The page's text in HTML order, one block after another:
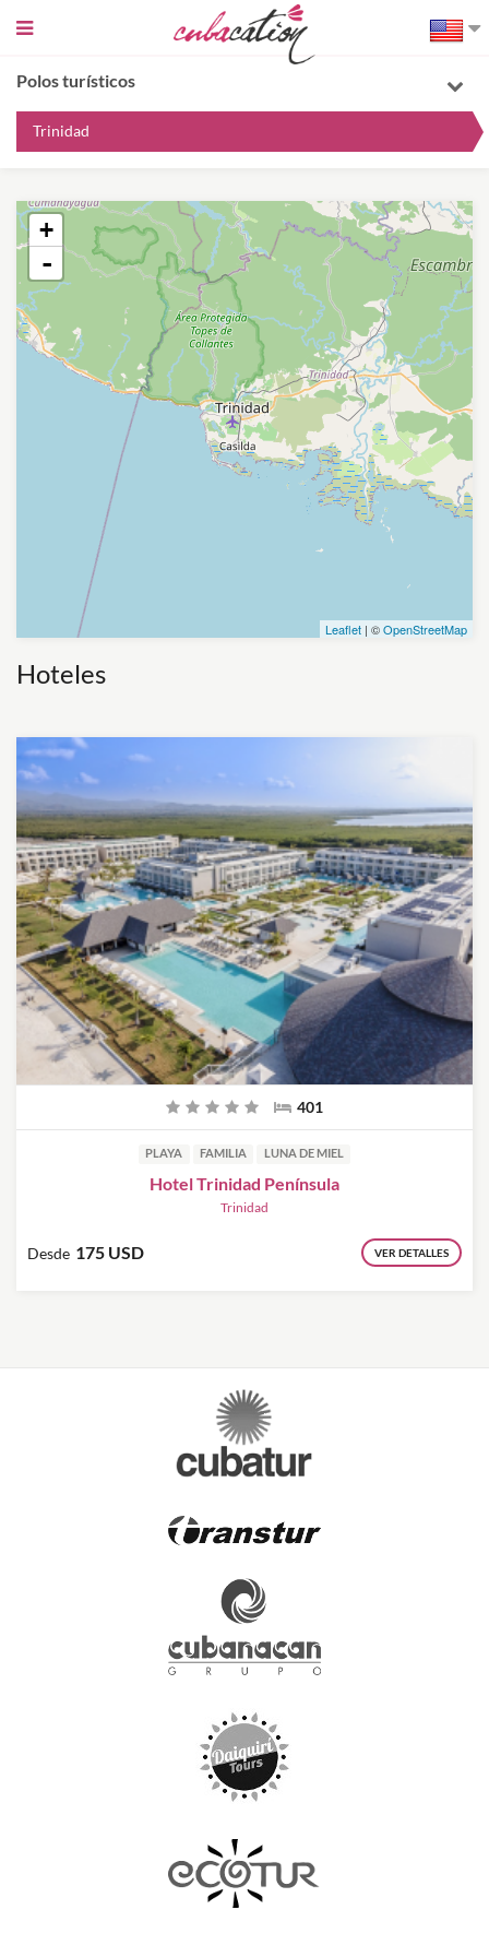
Sidebar
Polos turísticos
Trinidad
+
-
Leaflet | ©OpenStreetMap
Hoteles
401
PLAYA FAMILIA LUNA DE MIEL
Hotel Trinidad Península
Trinidad
Desde 175 USD VER DETALLES